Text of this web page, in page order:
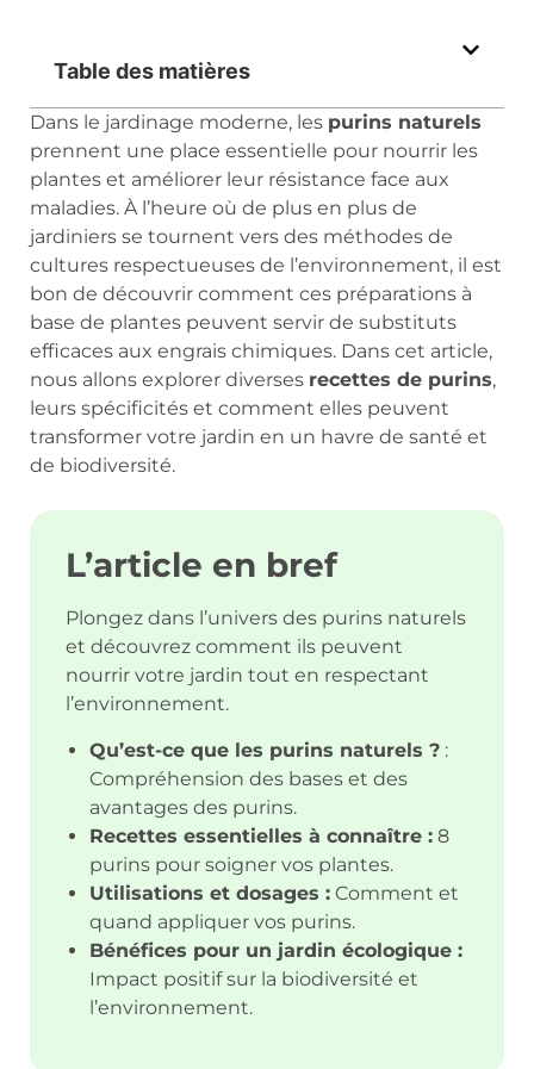
Table des matières
Dans le jardinage moderne, les purins naturels
prennent une place essentielle pour nourrir les
plantes et améliorer leur résistance face aux
maladies. À l’heure où de plus en plus de
jardiniers se tournent vers des méthodes de
cultures respectueuses de l’environnement, il est
bon de découvrir comment ces préparations à
base de plantes peuvent servir de substituts
efficaces aux engrais chimiques. Dans cet article,
nous allons explorer diverses recettes de purins,
leurs spécificités et comment elles peuvent
transformer votre jardin en un havre de santé et
de biodiversité.
L’article en bref
Plongez dans l’univers des purins naturels
et découvrez comment ils peuvent
nourrir votre jardin tout en respectant
l’environnement.
Qu’est-ce que les purins naturels ? :
Compréhension des bases et des
avantages des purins.
Recettes essentielles à connaître : 8
purins pour soigner vos plantes.
Utilisations et dosages : Comment et
quand appliquer vos purins.
Bénéfices pour un jardin écologique :
Impact positif sur la biodiversité et
l’environnement.